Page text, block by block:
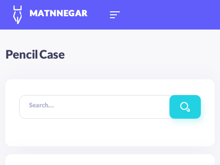
MATNNEGAR
Pencil Case
Search...